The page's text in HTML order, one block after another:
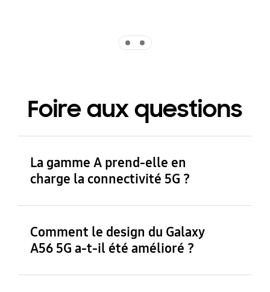
Foire aux questions
La gamme A prend-elle en
charge la connectivité 5G ?
connectivité 5G. Cependant, la disponibilité
du réseau 5G peut varier en fonction du pays,
de la région ou de l’opérateur.
Comment le design du Galaxy
A56 5G a-t-il été amélioré ?